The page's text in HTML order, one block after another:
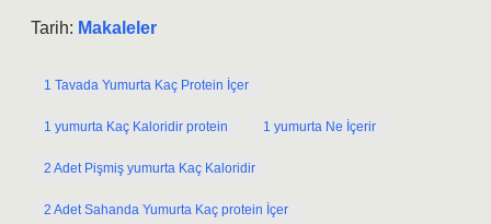
Tarih: Makaleler
1 Tavada Yumurta Kaç Protein İçer
1 yumurta Kaç Kaloridir protein 1 yumurta Ne İçerir
2 Adet Pişmiş yumurta Kaç Kaloridir
2 Adet Sahanda Yumurta Kaç protein İçer